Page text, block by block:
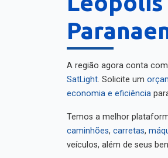
A região agora conta
SatLight . Solicite um
economia e eficiência
Temos a melhor
caminhões carretas
veículos, além de seus